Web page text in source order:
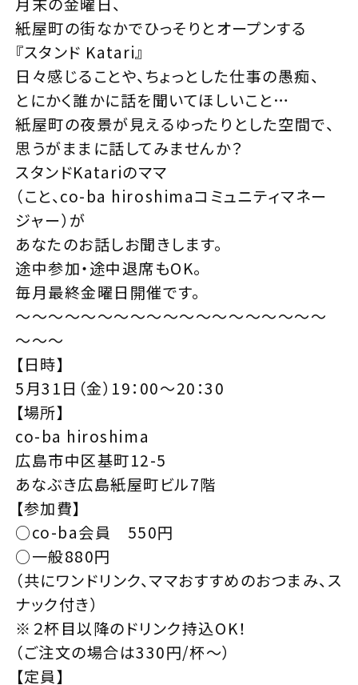
紙屋町の街なかでひっそりとオープンする
『スタンド Katari』
日々感じることや、ちょっとした仕事の愚痴、
とにかく誰かに話を聞いてほしいこと…
紙屋町の夜景が見えるゆったりとした空間で、
思うがままに話してみませんか？
スタンドKatariのママ
（こと、co-ba hiroshimaコミュニティマネー
ジャー）が
あなたのお話しお聞きします。
途中参加・途中退席もOK。
毎月最終金曜日開催です。
～～～～～～～～～～～～～～～～～～～
～～～
【日時】
5月31日（金）19：00～20：30
【場所】
co-ba hiroshima
広島市中区基町12-5
あなぶき広島紙屋町ビル7階
【参加費】
○co-ba会員 550円
○一般880円
（共にワンドリンク、ママおすすめのおつまみ、ス
ナック付き）
※２杯目以降のドリンク持込OK！
（ご注文の場合は330円/杯～）
【定員】